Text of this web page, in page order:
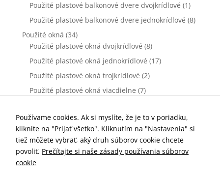
Použité plastové balkonové dvere dvojkrídlové (1)
Použité plastové balkonové dvere jednokrídlové (8)
Použité okná (34)
Použité plastové okná dvojkrídlové (8)
Použité plastové okná jednokrídlové (17)
Použité plastové okná trojkrídlové (2)
Použité plastové okná viacdielne (7)
Použité plastové vchodové dvere dvojkrídlové (0)
Použité plastové vchodové dvere jednokrídlové (0)
Príslušenstvo k oknám a dverám (77)
Kľučky dverové (10)
Používame cookies. Ak si myslíte, že je to v poriadku,
kliknite na "Prijať všetko". Kliknutím na "Nastavenia" si
tiež môžete vybrať, aký druh súborov cookie chcete
povoliť. Prečítajte si naše zásady používania súborov
cookie